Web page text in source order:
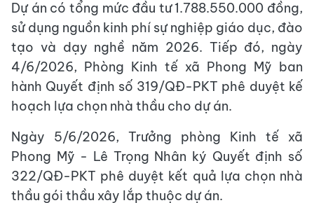
Dự án có tổng mức đầu tư 1.788.550.000 đồng,
sử dụng nguồn kinh phí sự nghiệp giáo dục, đào
tạo và dạy nghề năm 2026. Tiếp đó, ngày
4/6/2026, Phòng Kinh tế xã Phong Mỹ ban
hành Quyết định số 319/QĐ-PKT phê duyệt kế
hoạch lựa chọn nhà thầu cho dự án.
Ngày 5/6/2026, Trưởng phòng Kinh tế xã
Phong Mỹ - Lê Trọng Nhân ký Quyết định số
322/QĐ-PKT phê duyệt kết quả lựa chọn nhà
thầu gói thầu xây lắp thuộc dự án.